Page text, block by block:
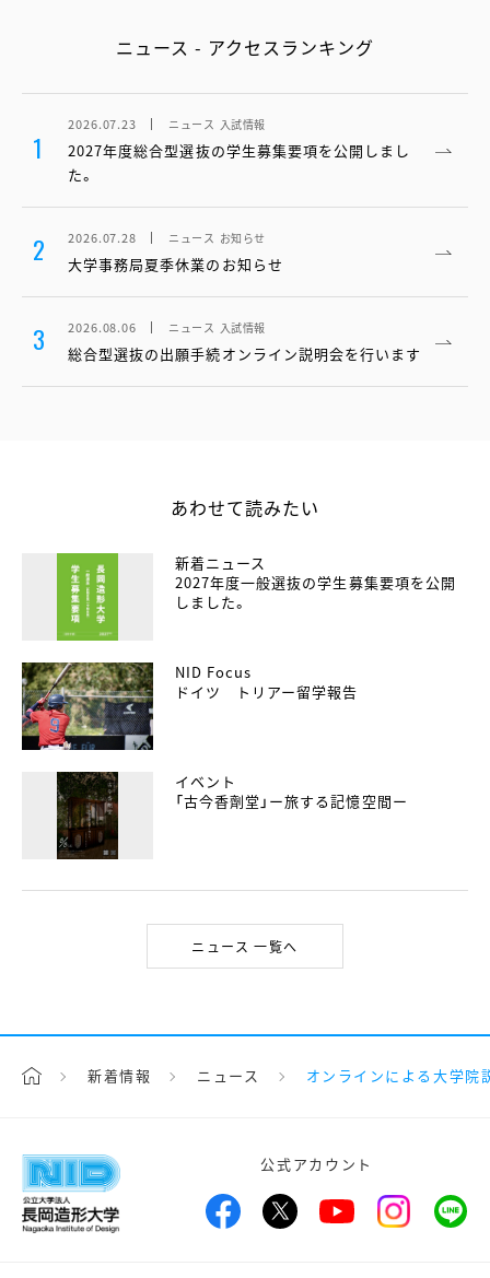
ニュース - アクセスランキング
1
2026.07.23 ニュース 入試情報
2027年度総合型選抜の学生募集要項を公開しまし
た。
2 2026.07.28 ニュース お知らせ
大学事務局夏季休業のお知らせ
3 2026.08.06 ニュース 入試情報
総合型選抜の出願手続オンライン説明会を行います
あわせて読みたい
新着ニュース
2027年度一般選抜の学生募集要項を公開
しました。
NID Focus
ドイツ トリアー留学報告
イベント
「古今香劑堂」ー旅する記憶空間ー
ニュース 一覧へ
新着情報 ニュース オンラインによる大学院
公式アカウント